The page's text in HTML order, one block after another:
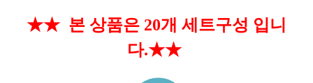
★★ 본 상품은 20개 세트구성 입니
다.★★